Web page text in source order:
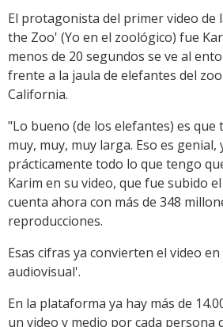
El protagonista del primer video de
the Zoo' (Yo en el zoológico) fue
menos de 20 segundos se ve al
frente a la jaula de elefantes del
California.
"Lo bueno (de los elefantes) es
muy, muy, muy larga. Eso es genial,
prácticamente todo lo que tengo
Karim en su video, que fue subido
cuenta ahora con más de 348
reproducciones.
Esas cifras ya convierten el video
audiovisual'.
En la plataforma ya hay más de
un video y medio por cada persona